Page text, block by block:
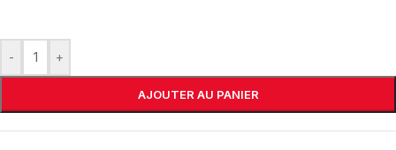
- +
AJOUTER AU PANIER